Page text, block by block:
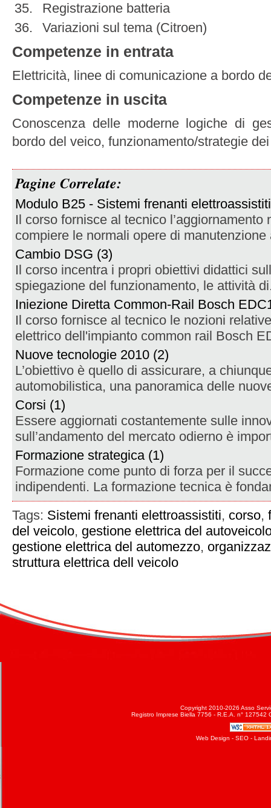
Registrazione batteria
Variazioni sul tema (Citroen)
Competenze in entrata
Elettricità, linee di comunicazione a bordo
Competenze in uscita
Conoscenza delle moderne logiche di
bordo del veico, funzionamento/strategie
Pagine Correlate:
Modulo B25 - Sistemi frenanti
Il corso fornisce al tecnico l’aggiornamento
compiere le normali opere di manutenzione
Cambio DSG (3)
Il corso incentra i propri obiettivi didattici
spiegazione del funzionamento, le attività
Iniezione Diretta Common-Rail Bosch
Il corso fornisce al tecnico le nozioni
elettrico dell'impianto common rail Bosch
Nuove tecnologie 2010 (2)
L’obiettivo è quello di assicurare, a
automobilistica, una panoramica delle
Corsi (1)
Essere aggiornati costantemente sulle
sull’andamento del mercato odierno è
Formazione strategica (1)
Formazione come punto di forza per il
indipendenti. La formazione tecnica è
Tags: Sistemi frenanti elettroassistiti, corso,
del veicolo, gestione elettrica del
gestione elettrica del automezzo,
struttura elettrica dell veicolo
Copyright 2010-2026 Asso
Registro Imprese Biella 7756 - R.E.A. n°
Web Design - SEO-